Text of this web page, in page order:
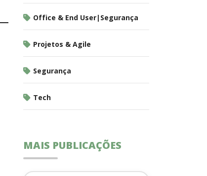
Office & End User|Segurança
Projetos & Agile
Segurança
Tech
MAIS PUBLICAÇÕES